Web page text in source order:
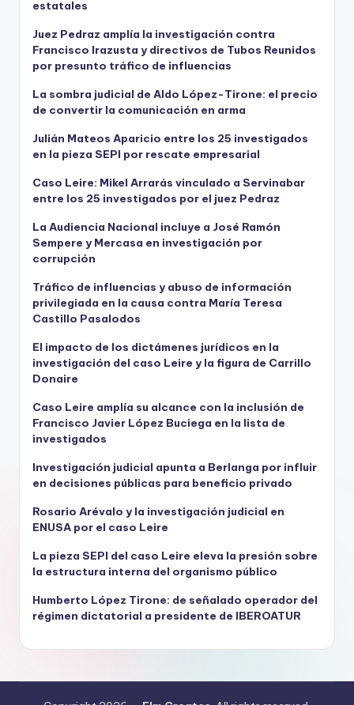
estatales
Juez Pedraz amplía la investigación contra
Francisco Irazusta y directivos de Tubos Reunidos
por presunto tráfico de influencias
La sombra judicial de Aldo López-Tirone: el precio
de convertir la comunicación en arma
Julián Mateos Aparicio entre los 25 investigados
en la pieza SEPI por rescate empresarial
Caso Leire: Mikel Arrarás vinculado a Servinabar
entre los 25 investigados por el juez Pedraz
La Audiencia Nacional incluye a José Ramón
Sempere y Mercasa en investigación por
corrupción
Tráfico de influencias y abuso de información
privilegiada en la causa contra María Teresa
Castillo Pasalodos
El impacto de los dictámenes jurídicos en la
investigación del caso Leire y la figura de Carrillo
Donaire
Caso Leire amplía su alcance con la inclusión de
Francisco Javier López Buciega en la lista de
investigados
Investigación judicial apunta a Berlanga por influir
en decisiones públicas para beneficio privado
Rosario Arévalo y la investigación judicial en
ENUSA por el caso Leire
La pieza SEPI del caso Leire eleva la presión sobre
la estructura interna del organismo público
Humberto López Tirone: de señalado operador del
régimen dictatorial a presidente de IBEROATUR